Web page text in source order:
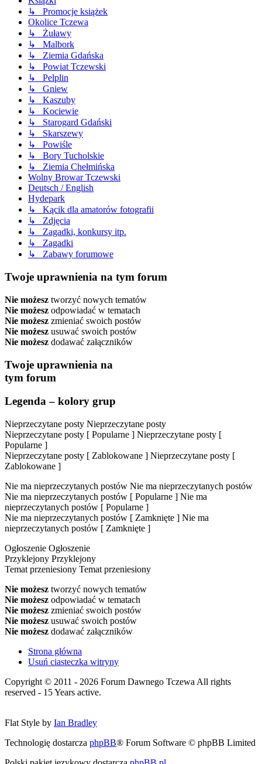
↳ Promocje książek
Okolice Tczewa
↳ Żuławy
↳ Malbork
↳ Ziemia Gdańska
↳ Powiat Tczewski
↳ Pelplin
↳ Gniew
↳ Kaszuby
↳ Kociewie
↳ Starogard Gdański
↳ Skarszewy
↳ Powiśle
↳ Bory Tucholskie
↳ Ziemia Chełmińska
Wolny Browar Tczewski
Deutsch / English
Hydepark
↳ Kącik dla amatorów fotografii
↳ Zdjęcia
↳ Zagadki, konkursy itp.
↳ Zagadki
↳ Zabawy forumowe
Twoje uprawnienia na tym forum
Nie możesz tworzyć nowych tematów
Nie możesz odpowiadać w tematach
Nie możesz zmieniać swoich postów
Nie możesz usuwać swoich postów
Nie możesz dodawać załączników
Twoje uprawnienia na
tym forum
Legenda – kolory grup
Nieprzeczytane posty Nieprzeczytane posty
Nieprzeczytane posty [ Popularne ] Nieprzeczytane posty [
Popularne ]
Nieprzeczytane posty [ Zablokowane ] Nieprzeczytane posty [
Zablokowane ]
Nie ma nieprzeczytanych postów Nie ma nieprzeczytanych postów
Nie ma nieprzeczytanych postów [ Popularne ] Nie ma
nieprzeczytanych postów [ Popularne ]
Nie ma nieprzeczytanych postów [ Zamknięte ] Nie ma
nieprzeczytanych postów [ Zamknięte ]
Ogłoszenie Ogłoszenie
Przyklejony Przyklejony
Temat przeniesiony Temat przeniesiony
Nie możesz tworzyć nowych tematów
Nie możesz odpowiadać w tematach
Nie możesz zmieniać swoich postów
Nie możesz usuwać swoich postów
Nie możesz dodawać załączników
Strona główna
Usuń ciasteczka witryny
Copyright © 2011 - 2026 Forum Dawnego Tczewa All rights
reserved - 15 Years active.
Flat Style by Ian Bradley
Technologię dostarcza phpBB® Forum Software © phpBB Limited